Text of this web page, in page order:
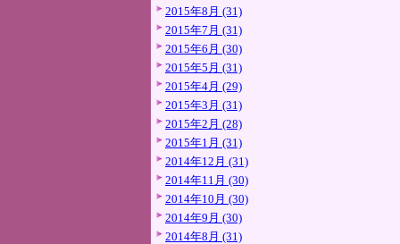
2015年8月 (31)
2015年7月 (31)
2015年6月 (30)
2015年5月 (31)
2015年4月 (29)
2015年3月 (31)
2015年2月 (28)
2015年1月 (31)
2014年12月 (31)
2014年11月 (30)
2014年10月 (30)
2014年9月 (30)
2014年8月 (31)